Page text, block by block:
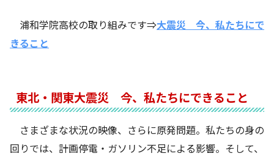
浦和学院高校の取り組みです⇒大震災 今、私たちにで
きること
東北・関東大震災 今、私たちにできること
さまざまな状況の映像、さらに原発問題。私たちの身の
回りでは、計画停電・ガソリン不足による影響。そして、